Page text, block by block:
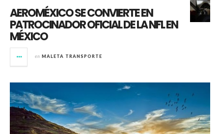
AEROMÉXICO SE CONVIERTE EN
PATROCINADOR OFICIAL DE LA NFL EN
MÉXICO
en MALETA TRANSPORTE